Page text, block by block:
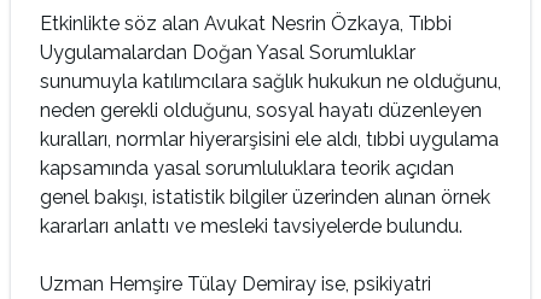
Etkinlikte söz alan Avukat Nesrin Özkaya, Tıbbi
Uygulamalardan Doğan Yasal Sorumluklar
sunumuyla katılımcılara sağlık hukukun ne olduğunu,
neden gerekli olduğunu, sosyal hayatı düzenleyen
kuralları, normlar hiyerarşisini ele aldı, tıbbi uygulama
kapsamında yasal sorumluluklara teorik açıdan
genel bakışı, istatistik bilgiler üzerinden alınan örnek
kararları anlattı ve mesleki tavsiyelerde bulundu.
Uzman Hemşire Tülay Demiray ise, psikiyatri